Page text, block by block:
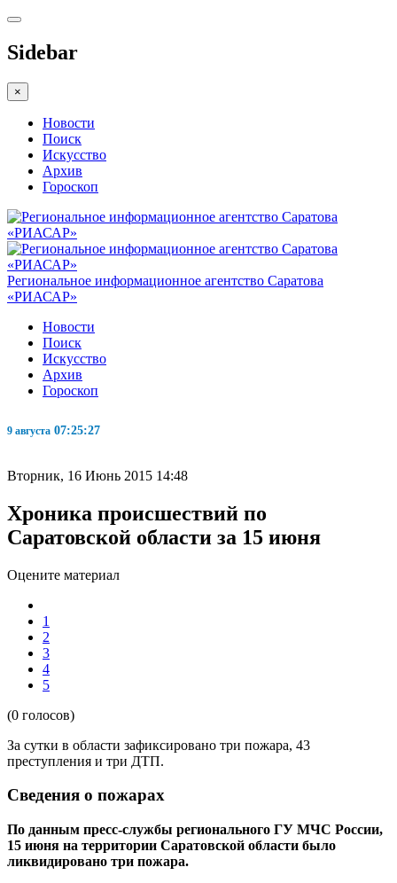
Sidebar
×
Новости
Поиск
Искусство
Архив
Гороскоп
Региональное информационное агентство Саратова
«РИАСАР»
Новости
Поиск
Искусство
Архив
Гороскоп
9 августа 07:25:28
Вторник, 16 Июнь 2015 14:48
Хроника происшествий по
Саратовской области за 15 июня
Оцените материал
1
2
3
4
5
(0 голосов)
За сутки в области зафиксировано три пожара, 43
преступления и три ДТП.
Cведения о пожарах
По данным пресс-службы регионального ГУ МЧС России,
15 июня на территории Саратовской области было
ликвидировано три пожара.